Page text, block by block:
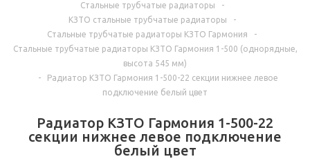
Стальные трубчатые радиаторы
-
КЗТО стальные трубчатые радиаторы
-
Стальные трубчатые радиаторы КЗТО Гармония
-
Стальные трубчатые радиаторы КЗТО Гармония 1-500 (однорядные,
высота 545 мм)
-
Радиатор КЗТО Гармония 1-500-22 секции нижнее левое
подключение белый цвет
Радиатор КЗТО Гармония 1-500-22
секции нижнее левое подключение
белый цвет